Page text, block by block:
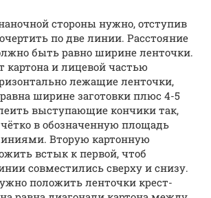
стороны нужно, отступив
по две линии. Расстояние
быть равно ширине ленточки.
картона и лицевой частью
лежащие ленточки,
ширине заготовки плюс 4-5
выступающие кончики так,
в обозначенную площадь
Вторую картонную
встык к первой, чтоб
совместились сверху и снизу.
положить ленточки крест-